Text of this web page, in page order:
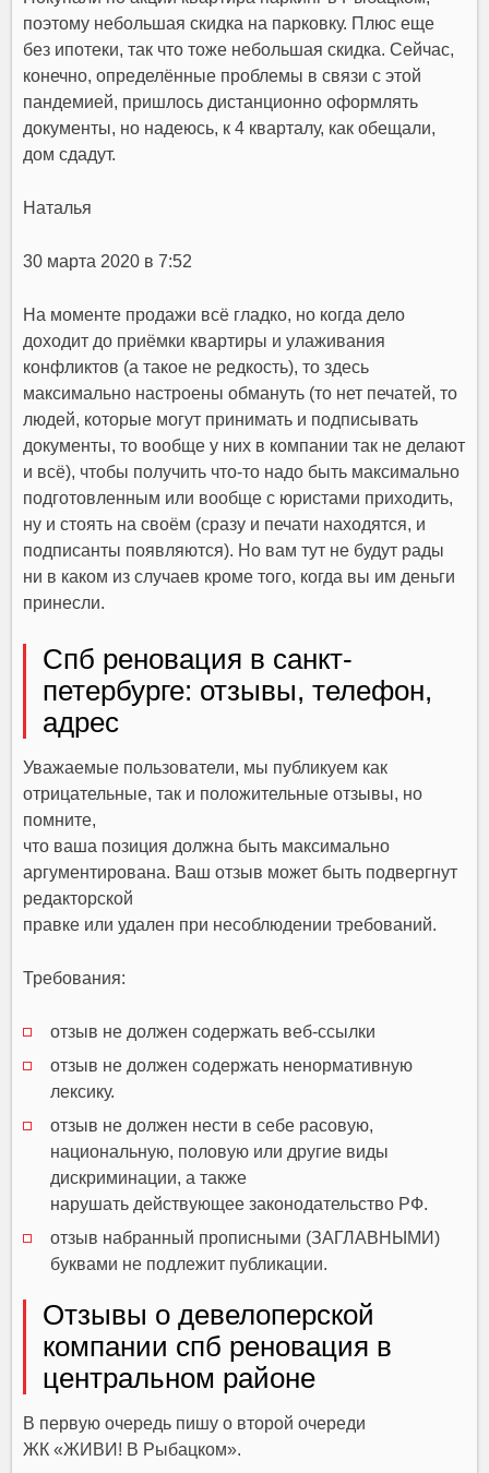
поэтому небольшая скидка на парковку. Плюс еще
без ипотеки, так что тоже небольшая скидка. Сейчас,
конечно, определённые проблемы в связи с этой
пандемией, пришлось дистанционно оформлять
документы, но надеюсь, к 4 кварталу, как обещали,
дом сдадут.
Наталья
30 марта 2020 в 7:52
На моменте продажи всё гладко, но когда дело
доходит до приёмки квартиры и улаживания
конфликтов (а такое не редкость), то здесь
максимально настроены обмануть (то нет печатей, то
людей, которые могут принимать и подписывать
документы, то вообще у них в компании так не делают
и всё), чтобы получить что-то надо быть максимально
подготовленным или вообще с юристами приходить,
ну и стоять на своём (сразу и печати находятся, и
подписанты появляются). Но вам тут не будут рады
ни в каком из случаев кроме того, когда вы им деньги
принесли.
Спб реновация в санкт-
петербурге: отзывы, телефон,
адрес
Уважаемые пользователи, мы публикуем как
отрицательные, так и положительные отзывы, но
помните,
что ваша позиция должна быть максимально
аргументирована. Ваш отзыв может быть подвергнут
редакторской
правке или удален при несоблюдении требований.
Требования:
отзыв не должен содержать веб-ссылки
отзыв не должен содержать ненормативную
лексику.
отзыв не должен нести в себе расовую,
национальную, половую или другие виды
дискриминации, а также
нарушать действующее законодательство РФ.
отзыв набранный прописными (ЗАГЛАВНЫМИ)
буквами не подлежит публикации.
Отзывы о девелоперской
компании спб реновация в
центральном районе
В первую очередь пишу о второй очереди
ЖК «ЖИВИ! В Рыбацком».